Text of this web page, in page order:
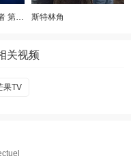
少年魔法师：后继者 第三季 斯特林角
关视频
果TV